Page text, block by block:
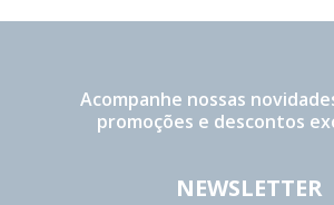
Acompanhe nossas
promoções e descontos
NEWSLETTER